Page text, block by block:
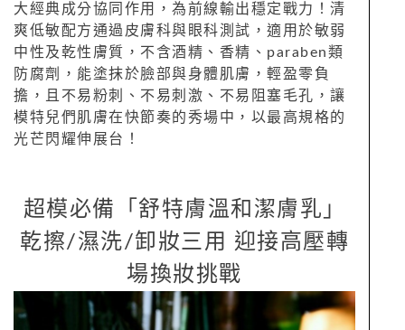
大經典成分協同作用，為前線輸出穩定戰力！清
爽低敏配方通過皮膚科與眼科測試，適用於敏弱
中性及乾性膚質，不含酒精、香精、paraben類
防腐劑，能塗抹於臉部與身體肌膚，輕盈零負
擔，且不易粉刺、不易刺激、不易阻塞毛孔，讓
模特兒們肌膚在快節奏的秀場中，以最高規格的
光芒閃耀伸展台！
超模必備「舒特膚溫和潔膚乳」
乾擦/濕洗/卸妝三用 迎接高壓轉
場換妝挑戰